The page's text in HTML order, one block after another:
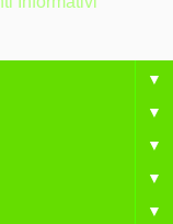
▼
▼
▼
▼
▼